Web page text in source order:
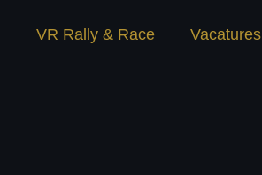
VR Rally & Race Vacatures